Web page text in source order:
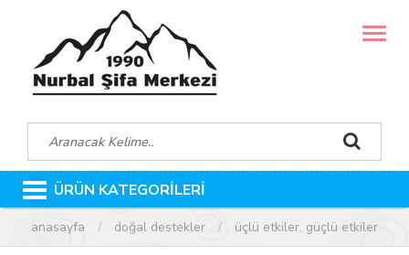
MENÜ
ÜRÜN KATEGORİLERİ
anasayfa doğal destekler üçlü etkiler, güçlü etkiler